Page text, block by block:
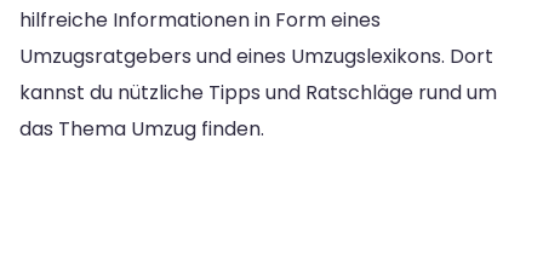
hilfreiche Informationen in Form eines
Umzugsratgebers und eines Umzugslexikons. Dort
kannst du nützliche Tipps und Ratschläge rund um
das Thema Umzug finden.